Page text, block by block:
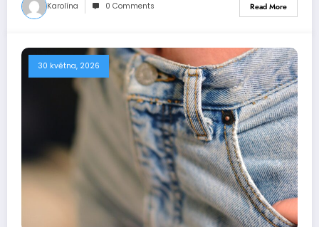
Karolína 0 Comments Read More
30 května, 2026